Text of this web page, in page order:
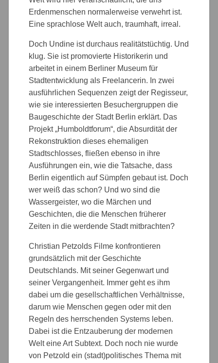
Erdenmenschen normalerweise verwehrt ist.
Eine sprachlose Welt auch, traumhaft, irreal.
Doch Undine ist durchaus realitätstüchtig. Und
klug. Sie ist promovierte Historikerin und
arbeitet in einem Berliner Museum für
Stadtentwicklung als Freelancerin. In zwei
ausführlichen Sequenzen zeigt der Regisseur,
wie sie interessierten Besuchergruppen die
Baugeschichte der Stadt Berlin erklärt. Das
Projekt „Humboldtforum“, die Absurdität der
Rekonstruktion dieses ehemaligen
Stadtschlosses, fließen ebenso in ihre
Ausführungen ein, wie die Tatsache, dass
Berlin eigentlich auf Sümpfen gebaut ist. Doch
wer weiß das schon? Und wo sind die
Wassergeister, wo die Märchen und
Geschichten, die die Menschen früherer
Zeiten in die werdende Stadt mitbrachten?
Christian Petzolds Filme konfrontieren
grundsätzlich mit der Geschichte
Deutschlands. Mit seiner Gegenwart und
seiner Vergangenheit. Immer geht es ihm
dabei um die gesellschaftlichen Verhältnisse,
darum wie Menschen gegen oder mit den
Regeln des herrschenden Systems leben.
Dabei ist die Entzauberung der modernen
Welt eine Art Subtext. Doch noch nie wurde
von Petzold ein (stadt)politisches Thema mit